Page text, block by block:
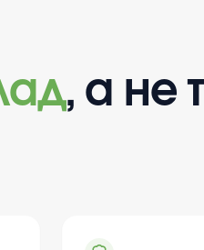
, а не